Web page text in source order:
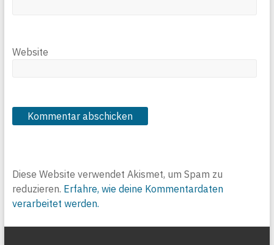
Website
Diese Website verwendet Akismet, um Spam zu
reduzieren. Erfahre, wie deine Kommentardaten
verarbeitet werden.